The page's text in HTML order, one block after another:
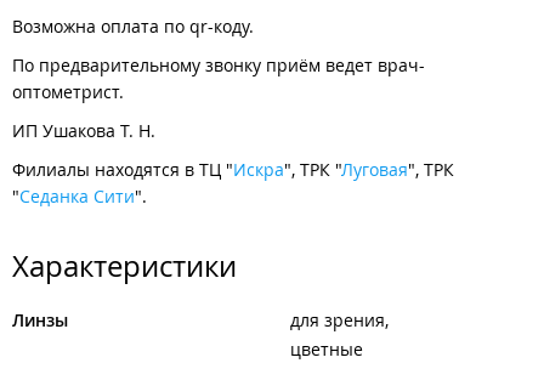
Возможна оплата по qr-коду.
По предварительному звонку приём ведет врач-
оптометрист.
ИП Ушакова Т. Н.
Филиалы находятся в ТЦ "Искра", ТРК "Луговая", ТРК
"Седанка Сити".
Характеристики
Линзы
для зрения
цветные